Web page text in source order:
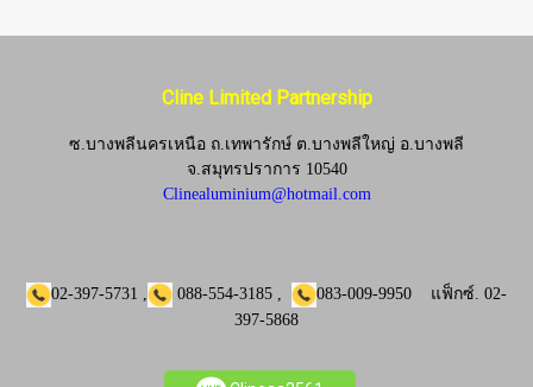
Cline Limited Partnership
ซ.บางพลีนครเหนือ ถ.เทพารักษ์ ต.บางพลีใหญ่ อ.บางพลี
จ.สมุทรปราการ 10540
Clinealuminium@hotmail.com
02-397-5731 , 088-554-3185 , 083-009-9950 แฟ็กซ์. 02-
397-5868